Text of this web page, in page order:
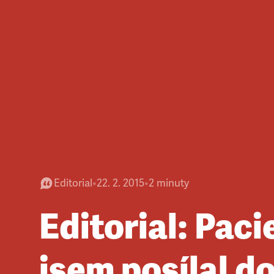
Editorial •22. 2. 2015•2 minuty
Editorial: